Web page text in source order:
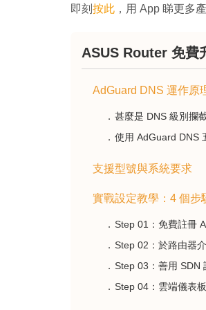
即刻 按此 ，用 App 睇更多
ASUS Router 免費
AdGuard DNS 運作原
甚麼是 DNS 級別攔
使用 AdGuard DNS
支援型號與系統要求
實戰設定教學：4 個步
Step 01：免費註冊
Step 02：於路由器
Step 03：善用 SDN
Step 04：雲端儀表